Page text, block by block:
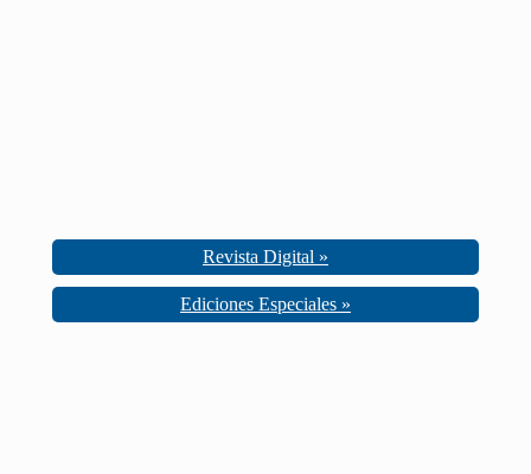
Revista Digital »
Ediciones Especiales »